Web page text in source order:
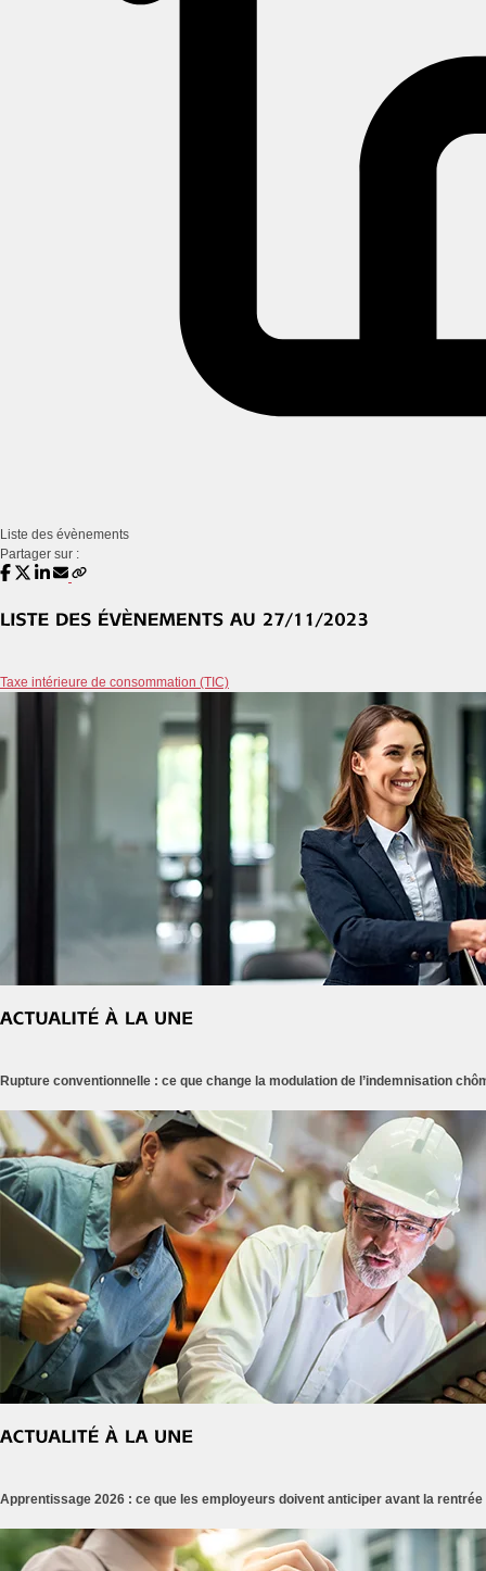
Liste des évènements
Partager sur :
Taxe intérieure de consommation (TIC)
Rupture conventionnelle : ce que change la modulation de l’indemnisation
Apprentissage 2026 : ce que les employeurs doivent anticiper avant la rentrée